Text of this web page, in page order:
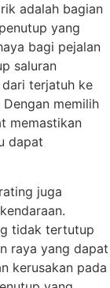
adalah bagian
yang
bagi pejalan
saluran
terjatuh ke
memilih
memastikan
dapat
juga
tidak tertutup
raya yang dapat
kerusakan pada